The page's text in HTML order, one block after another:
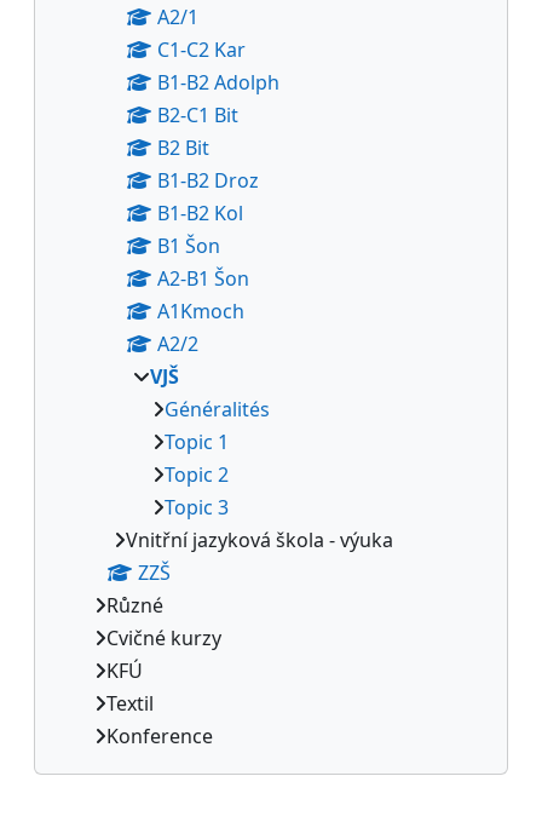
A2/1
C1-C2 Kar
B1-B2 Adolph
B2-C1 Bit
B2 Bit
B1-B2 Droz
B1-B2 Kol
B1 Šon
A2-B1 Šon
A1Kmoch
A2/2
VJŠ
Généralités
Topic 1
Topic 2
Topic 3
Vnitřní jazyková škola - výuka
ZZŠ
Různé
Cvičné kurzy
KFÚ
Textil
Konference